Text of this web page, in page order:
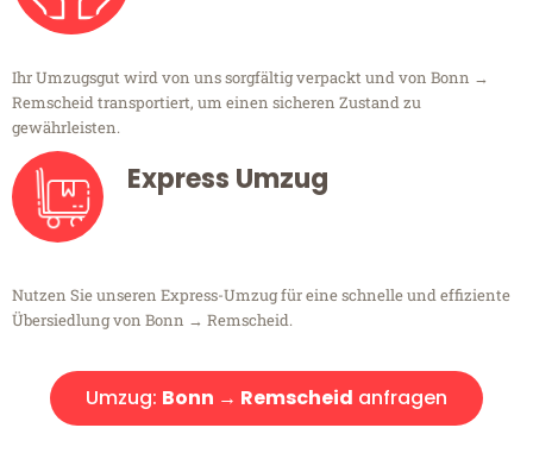
Ihr Umzugsgut wird von uns sorgfältig verpackt und von Bonn →
Remscheid transportiert, um einen sicheren Zustand zu
gewährleisten.
Express Umzug
Nutzen Sie unseren Express-Umzug für eine schnelle und effiziente
Übersiedlung von Bonn → Remscheid.
Umzug: Bonn → Remscheid anfragen